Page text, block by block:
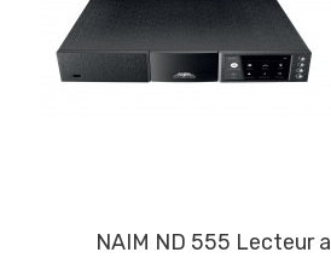
NAIM ND 555 Lecteur